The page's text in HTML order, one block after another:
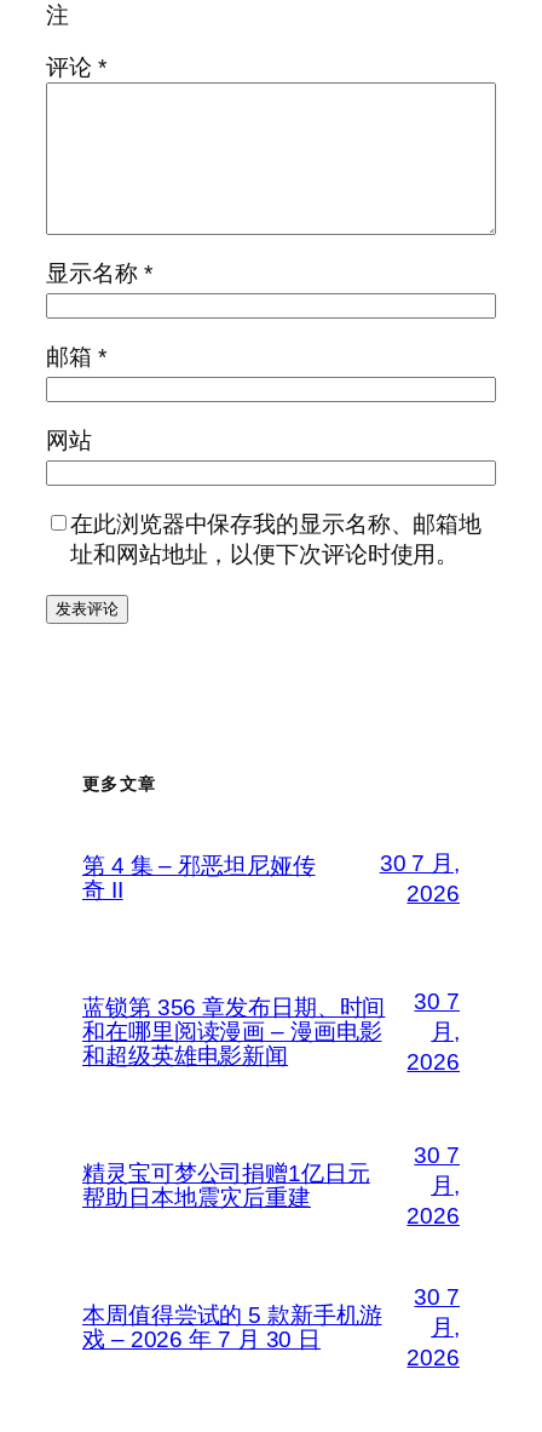
注
评论 *
显示名称 *
邮箱 *
网站
在此浏览器中保存我的显示名称、邮箱地
址和网站地址，以便下次评论时使用。
更多文章
第 4 集 – 邪恶坦尼娅传
奇 II
30 7 月,
2026
蓝锁第 356 章发布日期、时间
和在哪里阅读漫画 – 漫画电影
和超级英雄电影新闻
30 7
月,
2026
精灵宝可梦公司捐赠1亿日元
帮助日本地震灾后重建
30 7
月,
2026
本周值得尝试的 5 款新手机游
戏 – 2026 年 7 月 30 日
30 7
月,
2026